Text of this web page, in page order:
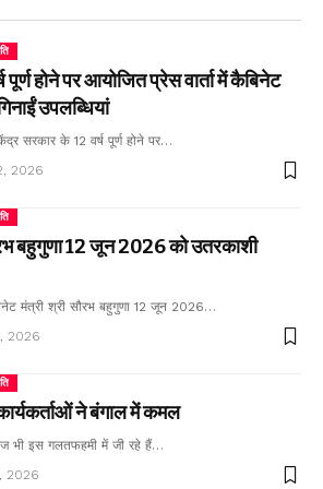
होने पर आयोजित प्रेस वार्ता में कैबिनेट
उपलब्धियां
सरकार के 12 वर्ष पूर्ण होने पर…
2026
बहुगुणा 12 जून 2026 को उतरकाशी
मंत्री श्री सौरभ बहुगुणा 12 जून 2026…
2026
ने बंगाल में कमल
भी इस गलतफहमी में जी रहे हैं…
2026